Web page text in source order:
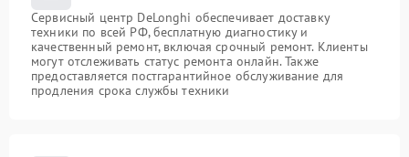
Сервисный центр DeLonghi обеспечивает доставку
техники по всей РФ, бесплатную диагностику и
качественный ремонт, включая срочный ремонт. Клиенты
могут отслеживать статус ремонта онлайн. Также
предоставляется постгарантийное обслуживание для
продления срока службы техники